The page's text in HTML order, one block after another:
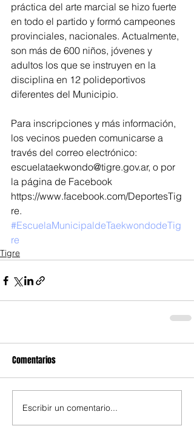
práctica del arte marcial se hizo fuerte
en todo el partido y formó campeones
provinciales, nacionales. Actualmente,
son más de 600 niños, jóvenes y
adultos los que se instruyen en la
disciplina en 12 polideportivos
diferentes del Municipio.
Para inscripciones y más información,
los vecinos pueden comunicarse a
través del correo electrónico:
escuelataekwondo@tigre.gov.ar, o por
la página de Facebook
https://www.facebook.com/DeportesTig
re.
#EscuelaMunicipaldeTaekwondodeTig
re
Tigre
Comentarios
Escribir un comentario...